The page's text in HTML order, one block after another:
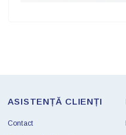
ASISTENȚĂ CLIENȚI
Contact